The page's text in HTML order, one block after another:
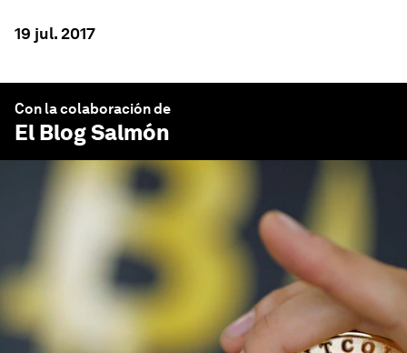
19 jul. 2017
Con la colaboración de
El Blog Salmón